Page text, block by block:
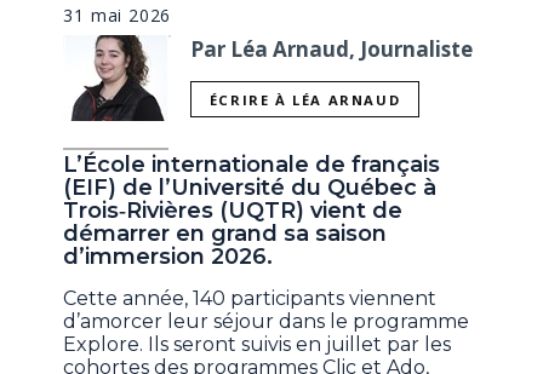
31 mai 2026
Par Léa Arnaud, Journaliste
ÉCRIRE À LÉA ARNAUD
L’École internationale de français
(EIF) de l’Université du Québec à
Trois‑Rivières (UQTR) vient de
démarrer en grand sa saison
d’immersion 2026.
Cette année, 140 participants viennent
d’amorcer leur séjour dans le programme
Explore. Ils seront suivis en juillet par les
cohortes des programmes Clic et Ado,